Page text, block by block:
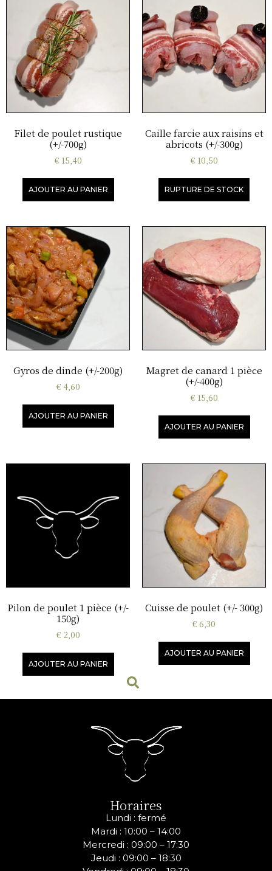
Filet de poulet rustique
(+/-700g)
€15,40
AJOUTER AU PANIER
Caille farcie aux raisins et
abricots (+/-300g)
€10,50
RUPTURE DE STOCK
Gyros de dinde (+/-200g)
€4,60
AJOUTER AU PANIER
Magret de canard 1 pièce
(+/-400g)
€15,60
AJOUTER AU PANIER
Pilon de poulet 1 pièce (+/-
150g)
€2,00
AJOUTER AU PANIER
Cuisse de poulet (+/- 300g)
€ 6,30
AJOUTER AU PANIER
Horaires
Lundi : fermé
Mardi : 10:00 – 14:00
Mercredi : 09:00 – 17:30
Jeudi : 09:00 – 18:30